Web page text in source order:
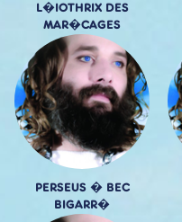
L�IOTHRIX DES
MAR�CAGES
PERSEUS � BEC
BIGARR�